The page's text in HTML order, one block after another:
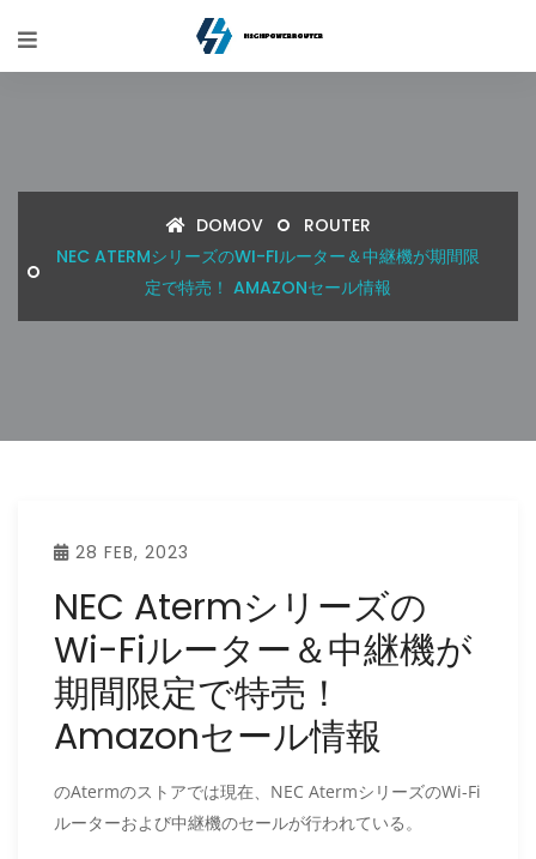
DOMOV
ROUTER
NEC ATERMシリーズのWI-FIルーター＆中継機が期間限
定で特売！ AMAZONセール情報
28 FEB, 2023
NEC Atermシリーズの
Wi-Fiルーター＆中継機が
期間限定で特売！
Amazonセール情報
のAtermのストアでは現在、NEC AtermシリーズのWi-Fi
ルーターおよび中継機のセールが行われている。